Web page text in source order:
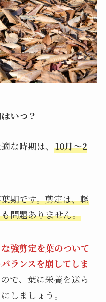
いつ？
な時期は、 10月〜2
期です。剪定は、軽
問題ありません。
強剪定を葉のついて
ランスを崩してしま
で、葉に栄養を送ら
しましょう。